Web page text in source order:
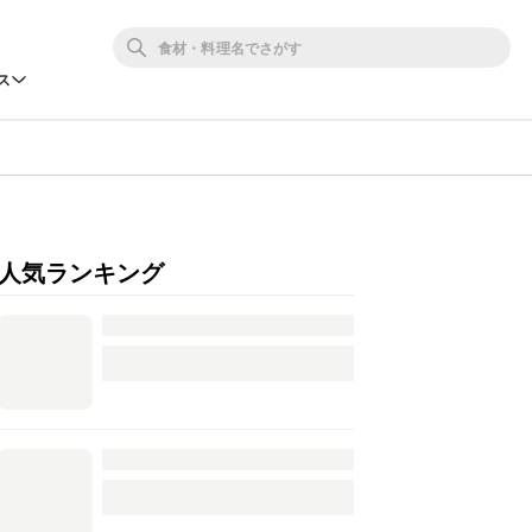
人気ランキング